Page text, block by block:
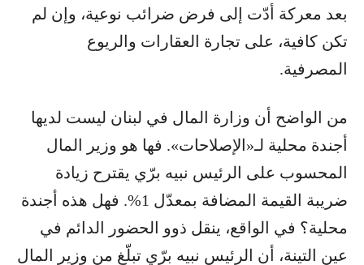
بعد معركة أدّت إلى فرض ضرائب نوعية، وإن لم
تكن كافية، على تجارة العقارات والريوع
المصرفية.
من الواضح أن وزارة المال في لبنان ليست لديها
أجندة محلية لـ«الإصلاحات». فها هو وزير المال
المحسوب على الرئيس نبيه برّي يقترح زيادة
ضريبة القيمة المضافة بمعدّل 1%. فهل هذه أجندة
محلية؟ في الواقع، ينقل ذوو الحضور الدائم في
عين التينة، أن الرئيس نبيه برّي تبلّغ من وزير المال